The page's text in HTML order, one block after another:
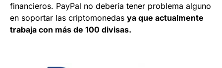
financieros. PayPal no debería tener problema alguno
en soportar las criptomonedas ya que actualmente
trabaja con más de 100 divisas.